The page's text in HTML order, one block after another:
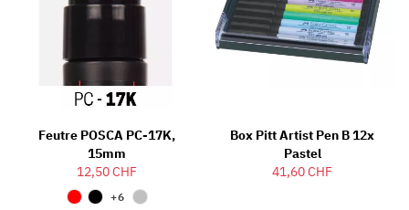
Feutre POSCA PC-17K,
15mm
12,50 CHF
+6
Box Pitt Artist Pen B 12x
Pastel
41,60 CHF